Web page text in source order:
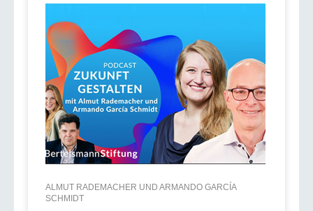
ALMUT RADEMACHER UND ARMANDO GARCÍA
SCHMIDT